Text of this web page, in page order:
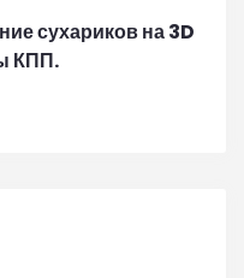
сухариков на 3D
КПП.